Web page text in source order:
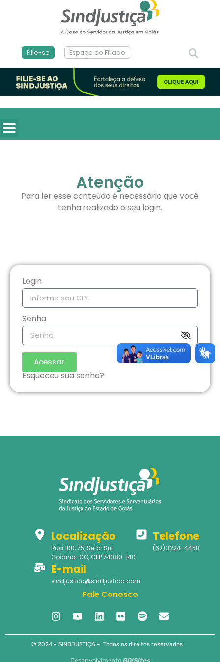
Filie-se Espaço do Filiado
Atenção
Para ler esse conteúdo é necessário que você
tenha realizado o seu login.
Login
Senha
Acessar
Esqueceu sua senha?
Localização
Rua 100, 75, Setor Sul
Goiânia-GO, CEP 74080-140
Telefone
(62) 3224-4458
E-mail
sindjustica@sindjustica.com
Fale Conosco
© 2024 – SINDJUSTIÇA – Todos os direitos reservados
Desenvolvimento GO!Sites